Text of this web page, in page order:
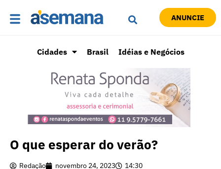
ANUNCIE
Cidades Brasil Idéias e Negócios
O que esperar do verão?
Redação novembro 24, 2023 14:30